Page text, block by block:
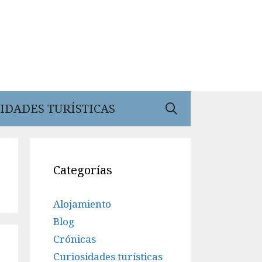
TURÍSTICAS
Categorías
Alojamiento
Blog
Crónicas
Curiosidades turísticas